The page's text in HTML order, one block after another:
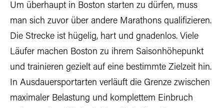
Um überhaupt in Boston starten zu dürfen, muss
man sich zuvor über andere Marathons qualifizieren.
Die Strecke ist hügelig, hart und gnadenlos. Viele
Läufer machen Boston zu ihrem Saisonhöhepunkt
und trainieren gezielt auf eine bestimmte Zielzeit hin.
In Ausdauersportarten verläuft die Grenze zwischen
maximaler Belastung und komplettem Einbruch